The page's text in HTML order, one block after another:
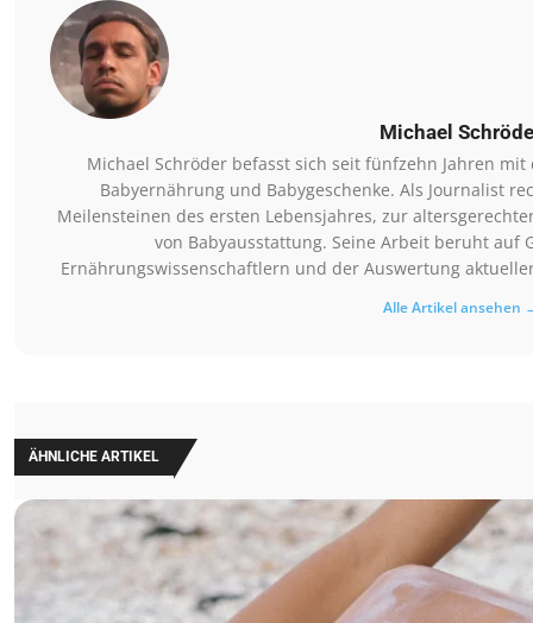
Michael
Michael Schröder befasst sich seit fünfzehn Jahren
Babyernährung und Babygeschenke. Als Journalist
Meilensteinen des ersten Lebensjahres, zur
von Babyausstattung. Seine Arbeit beruht auf
Ernährungswissenschaftlern und der Auswertung
Alle Artikel ansehen
ÄHNLICHE ARTIKEL